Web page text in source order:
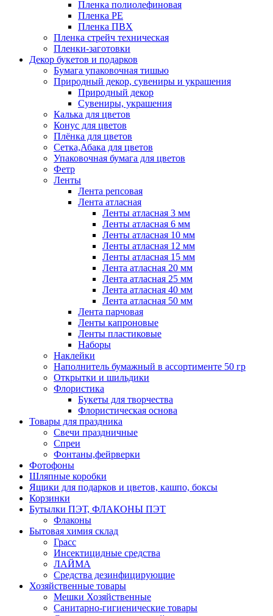
Пленка полиолефиновая
Пленка PE
Пленка ПВХ
Пленка стрейч техническая
Пленки-заготовки
Декор букетов и подарков
Бумага упаковочная тишью
Природный декор, сувениры и украшения
Природный декор
Сувениры, украшения
Калька для цветов
Конус для цветов
Плёнка для цветов
Сетка,Абака для цветов
Упаковочная бумага для цветов
Фетр
Ленты
Лента репсовая
Лента атласная
Ленты атласная 3 мм
Ленты атласная 6 мм
Ленты атласная 10 мм
Ленты атласная 12 мм
Ленты атласная 15 мм
Лента атласная 20 мм
Лента атласная 25 мм
Лента атласная 40 мм
Лента атласная 50 мм
Лента парчовая
Ленты капроновые
Ленты пластиковые
Наборы
Наклейки
Наполнитель бумажный в ассортименте 50 гр
Открытки и шильдики
Флористика
Букеты для творчества
Флористическая основа
Товары для праздника
Свечи праздничные
Спреи
Фонтаны,фейрверки
Фотофоны
Шляпные коробки
Ящики для подарков и цветов, кашпо, боксы
Корзинки
Бутылки ПЭТ, ФЛАКОНЫ ПЭТ
Флаконы
Бытовая химия склад
Грасс
Инсектицидные средства
ЛАЙМА
Средства дезинфицирующие
Хозяйственные товары
Мешки Хозяйственные
Санитарно-гигиенические товары